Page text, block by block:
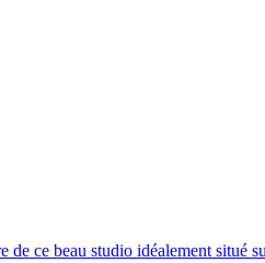
ce beau studio idéalement